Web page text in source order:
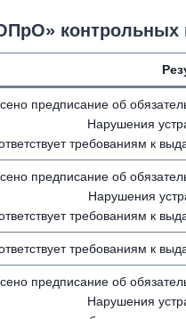
контрольных
предписание об
Нарушения
требованиям к
предписание об
Нарушения
требованиям к
требованиям к
предписание об
Нарушения